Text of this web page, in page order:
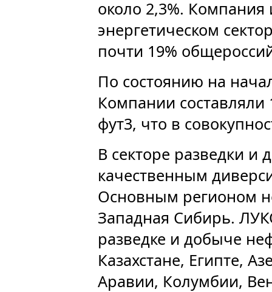
около 2,3%.
энергетическом
почти 19%
По состоянию на
Компании составляли
фут3, что в
В секторе разведки
качественным
Основным регионом
Западная Сибирь.
разведке и добыче
Казахстане, Египте,
Аравии, Колумбии,